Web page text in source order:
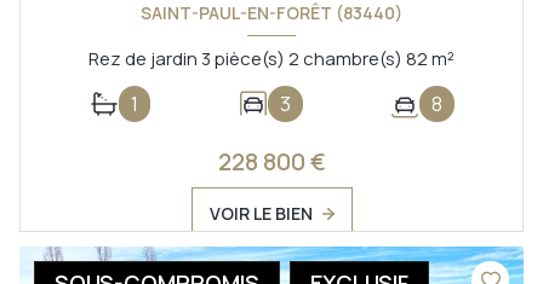
SAINT-PAUL-EN-FORÊT (83440)
Rez de jardin 3 pièce(s) 2 chambre(s) 82 m²
1 3 8
228 800 €
VOIR LE BIEN